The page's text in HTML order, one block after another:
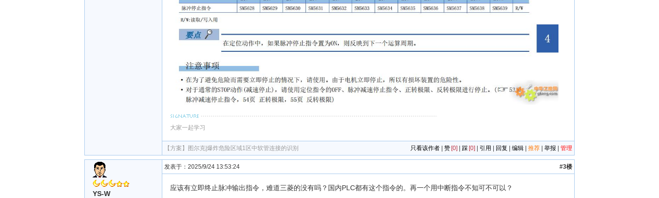
大家一起学习
【方案】 图尔克|爆炸危险区域1区中软管连接的识别 只看该作者 | 赞[0] | 踩[0] | 引用 | 回复 | 编辑 | 推荐 | 举报 | 管理
YS-W
发表于：2025/9/24 13:53:24 #3楼
应该有立即终止脉冲输出指令，难道三菱的没有吗？国内PLC都有这个指令的。再一个用中断指令不知可不可以？